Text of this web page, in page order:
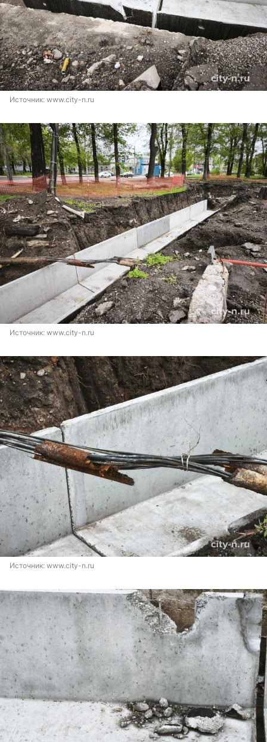
Источник: www.city-n.ru
Источник: www.city-n.ru
Источник: www.city-n.ru